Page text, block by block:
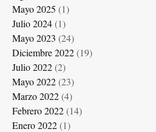
Mayo 2025 (1)
Julio 2024(1)
Mayo 2023 (24)
Diciembre 2022(19)
Julio 2022(2)
Mayo 2022(23)
Marzo 2022(4)
Febrero 2022(14)
Enero 2022(1)